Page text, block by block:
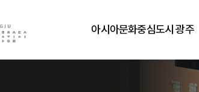
아시아문화중심도시 광주